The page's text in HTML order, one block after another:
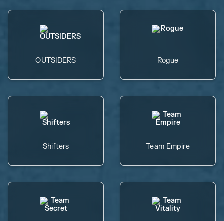
OUTSIDERS Rogue
Shifters Team Empire